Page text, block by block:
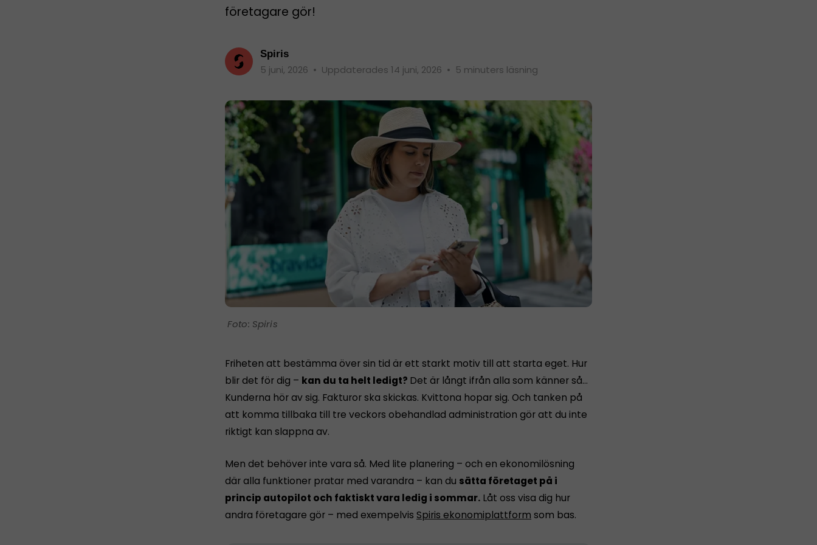
företagare gör!
Spiris
5 juni, 2026 • Uppdaterades 14 juni, 2026 • 5 minuters läsning
Spiris
Friheten att bestämma över sin tid är ett starkt motiv till att starta eget. Hur
blir det för dig – kan du ta helt ledigt? Det är långt ifrån alla som känner så…
Kunderna hör av sig. Fakturor ska skickas. Kvittona hopar sig. Och tanken på
att komma tillbaka till tre veckors obehandlad administration gör att du inte
riktigt kan slappna av.
Men det behöver inte vara så. Med lite planering – och en ekonomilösning
där alla funktioner pratar med varandra – kan du sätta företaget på i
princip autopilot och faktiskt vara ledig i sommar. Låt oss visa dig hur
andra företagare gör – med exempelvis Spiris ekonomiplattform som bas.